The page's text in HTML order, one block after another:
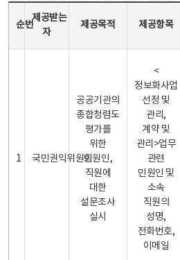
순번
제공받는
자
제공목적 제공항목
1 국민권익위원회
공공기관의
종합청렴도
평가를
위한
민원인,
직원에
대한
설문조사
실시
<
정보화사업
선정 및
관리,
계약 및
관리>업무
관련
민원인 및
소속
직원의
성명,
전화번호,
이메일